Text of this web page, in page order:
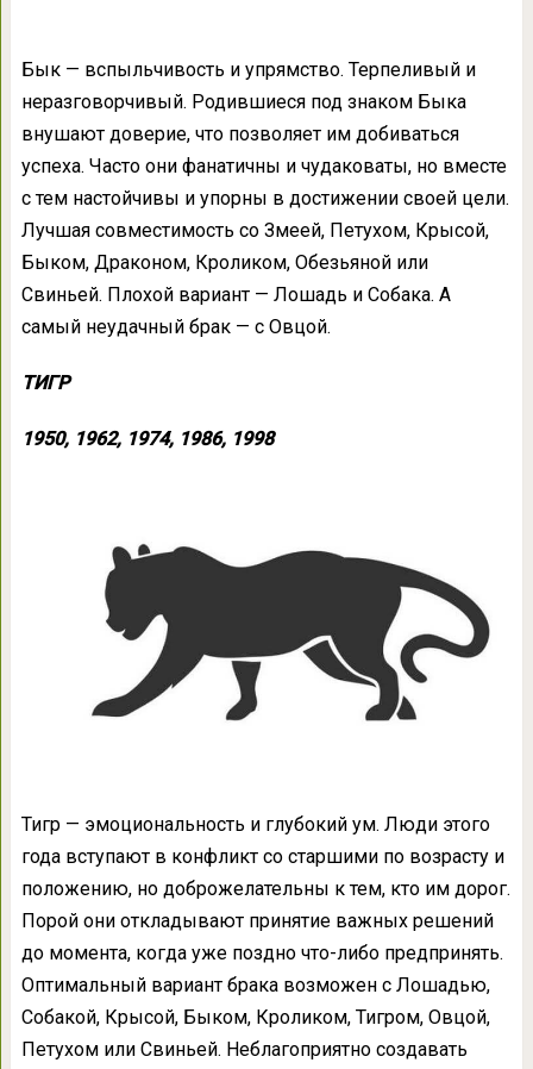
Бык — вспыльчивость и упрямство. Терпеливый и
неразговорчивый. Родившиеся под знаком Быка
внушают доверие, что позволяет им добиваться
успеха. Часто они фанатичны и чудаковаты, но вместе
с тем настойчивы и упорны в достижении своей цели.
Лучшая совместимость со Змеей, Петухом, Крысой,
Быком, Драконом, Кроликом, Обезьяной или
Свиньей. Плохой вариант — Лошадь и Собака. А
самый неудачный брак — с Овцой.
ТИГР
1950, 1962, 1974, 1986, 1998
Тигр — эмоциональность и глубокий ум. Люди этого
года вступают в конфликт со старшими по возрасту и
положению, но доброжелательны к тем, кто им дорог.
Порой они откладывают принятие важных решений
до момента, когда уже поздно что-либо предпринять.
Оптимальный вариант брака возможен с Лошадью,
Собакой, Крысой, Быком, Кроликом, Тигром, Овцой,
Петухом или Свиньей. Неблагоприятно создавать